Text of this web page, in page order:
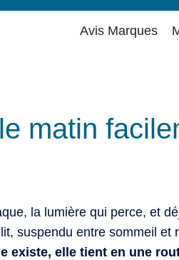
Avis Marques
matin
la lumière qui perce, et
suspendu entre sommeil et
existe, elle tient en une